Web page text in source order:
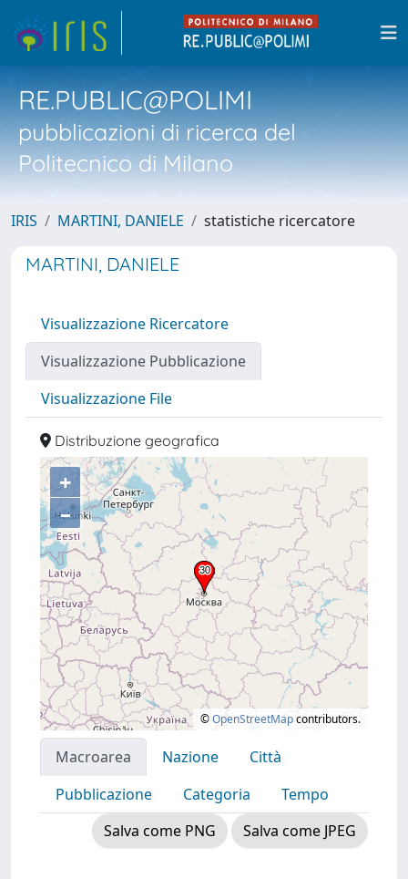
RE.PUBLIC@POLIMI
pubblicazioni di ricerca del
Politecnico di Milano
IRIS MARTINI, DANIELE statistiche ricercatore
MARTINI, DANIELE
Visualizzazione Ricercatore
Visualizzazione Pubblicazione
Visualizzazione File
Distribuzione geografica
+
–
©OpenStreetMapcontributors.
Macroarea Nazione
Città
Pubblicazione
Categoria
Tempo
Salva come PNG
Salva come JPEG